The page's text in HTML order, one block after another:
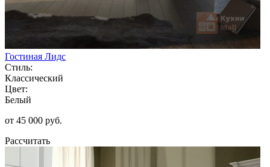
Гостиная Лидс
Стиль:
Классический
Цвет:
Белый
от 45 000 руб.
Рассчитать